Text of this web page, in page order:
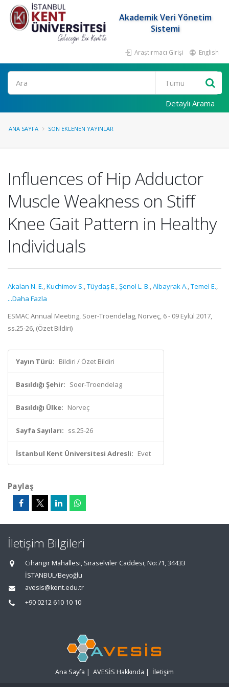
Akademik Veri Yönetim
Sistemi
Araştırmacı Girişi English
Ara
Detaylı Arama
ANA SAYFA SON EKLENEN YAYINLAR
Influences of Hip Adductor
Muscle Weakness on Stiff
Knee Gait Pattern in Healthy
Individuals
Akalan N. E.,Kuchimov S.,Tüydaş E.,Şenol L. B.,Albayrak A.,Temel E.,
...Daha Fazla
ESMAC Annual Meeting, Soer-Troendelag, Norveç, 6 - 09 Eylül 2017,
ss.25-26, (Özet Bildiri)
Yayın Türü: Bildiri / Özet Bildiri
Basıldığı Şehir: Soer-Troendelag
Basıldığı Ülke: Norveç
Sayfa Sayıları: ss.25-26
İstanbul Kent Üniversitesi Adresli: Evet
Paylaş
İletişim Bilgileri
Cihangir Mahallesi, Sıraselviler Caddesi, No:71, 34433
İSTANBUL/Beyoğlu
avesis@kent.edu.tr
+90 0212 610 10 10
Ana Sayfa | AVESİS Hakkında | İletişim